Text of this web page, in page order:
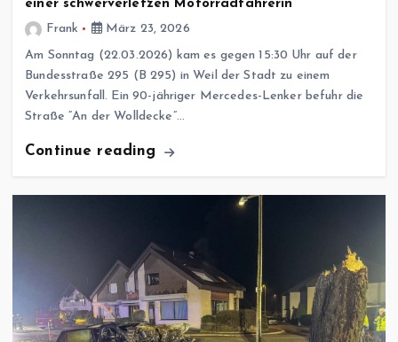
einer schwerverletzen Motorradfahrerin
Frank
März 23, 2026
Am Sonntag (22.03.2026) kam es gegen 15:30 Uhr auf der
Bundesstraße 295 (B 295) in Weil der Stadt zu einem
Verkehrsunfall. Ein 90-jähriger Mercedes-Lenker befuhr die
Straße “An der Wolldecke”…
Continue reading